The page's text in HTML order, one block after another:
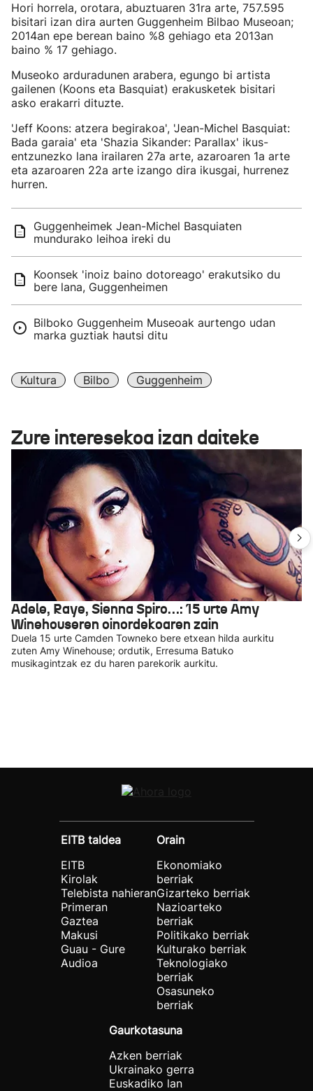
Hori horrela, orotara, abuztuaren 31ra arte, 757.595
bisitari izan dira aurten Guggenheim Bilbao Museoan;
2014an epe berean baino %8 gehiago eta 2013an
baino % 17 gehiago.
Museoko arduradunen arabera, egungo bi artista
gailenen (Koons eta Basquiat) erakusketek bisitari
asko erakarri dituzte.
'Jeff Koons: atzera begirakoa', 'Jean-Michel Basquiat:
Bada garaia' eta 'Shazia Sikander: Parallax' ikus-
entzunezko lana irailaren 27a arte, azaroaren 1a arte
eta azaroaren 22a arte izango dira ikusgai, hurrenez
hurren.
Guggenheimek Jean-Michel Basquiaten
mundurako leihoa ireki du
Koonsek 'inoiz baino dotoreago' erakutsiko du
bere lana, Guggenheimen
Bilboko Guggenheim Museoak aurtengo udan
marka guztiak hautsi ditu
Kultura Bilbo Guggenheim
Zure interesekoa izan daiteke
Adele, Raye, Sienna Spiro…: 15 urte Amy
Winehouseren oinordekoaren zain
Duela 15 urte Camden Towneko bere etxean hilda aurkitu
zuten Amy Winehouse; ordutik, Erresuma Batuko
musikagintzak ez du haren parekorik aurkitu.
EITB taldea
EITB
Kirolak
Telebista nahieran
Primeran
Gaztea
Makusi
Guau - Gure
Audioa
Orain
Ekonomiako
berriak
Gizarteko berriak
Nazioarteko
berriak
Politikako berriak
Kulturako berriak
Teknologiako
berriak
Osasuneko
berriak
Gaurkotasuna
Azken berriak
Ukrainako gerra
Euskadiko lan